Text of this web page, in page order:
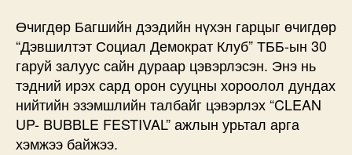
Өчигдөр Багшийн дээдийн нүхэн гарцыг өчигдөр
“Дэвшилтэт Социал Демократ Клуб” ТББ-ын 30
гаруй залуус сайн дураар цэвэрлэсэн. Энэ нь
тэдний ирэх сард орон сууцны хороолол дундах
нийтийн эзэмшлийн талбайг цэвэрлэх “CLEAN
UP- BUBBLE FESTIVAL” ажлын урьтал арга
хэмжээ байжээ.